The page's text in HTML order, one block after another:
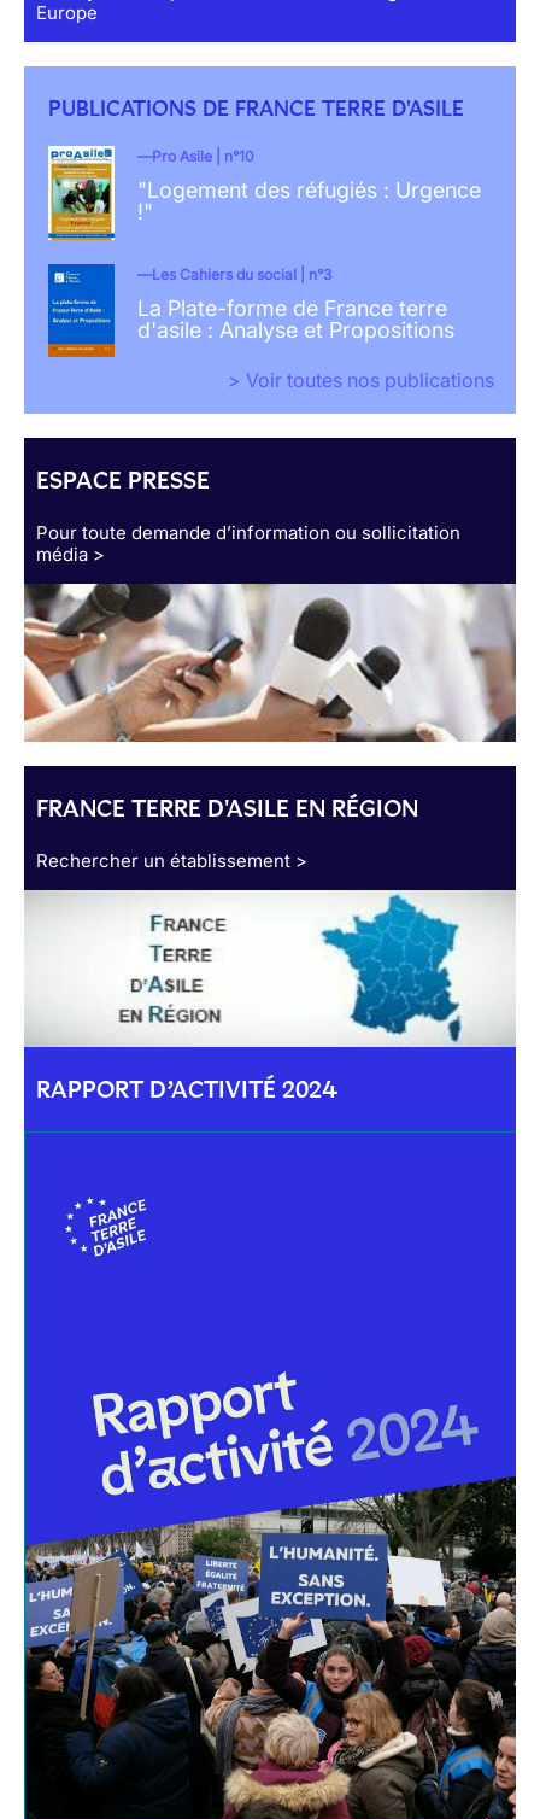
Europe
PUBLICATIONS DE FRANCE TERRE D'ASILE
Pro Asile | n°10
"Logement des réfugiés : Urgence
!"
Les Cahiers du social | n°3
La Plate-forme de France terre
d'asile : Analyse et Propositions
> Voir toutes nos publications
ESPACE PRESSE
Pour toute demande d’information ou sollicitation
média >
FRANCE TERRE D'ASILE EN RÉGION
Rechercher un établissement >
RAPPORT D’ACTIVITÉ 2024